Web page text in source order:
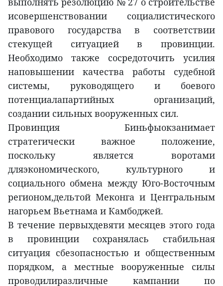
исовершенствовании социалистического
правового государства в соответствии
стекущей ситуацией в провинции.
Необходимо также сосредоточить усилия
наповышении качества работы судебной
системы, руководящего и боевого
потенциалапартийных организаций,
создании сильных вооруженных сил.
Провинция Биньфыокзанимает
стратегически важное положение,
поскольку является воротами
дляэкономического, культурного и
социального обмена между Юго-Восточным
регионом,дельтой Меконга и Центральным
нагорьем Вьетнама и Камбоджей.
В течение первыхдевяти месяцев этого года
в провинции сохранялась стабильная
ситуация сбезопасностью и общественным
порядком, а местные вооруженные силы
проводилиразличные кампании по